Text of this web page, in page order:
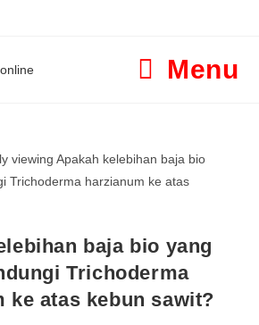
Menu
baja bio yang
Trichoderma
ke atas kebun sawit?